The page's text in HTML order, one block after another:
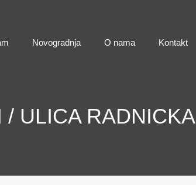
Novogradnja O nama Kontakt
/ ULICA RADNICKA